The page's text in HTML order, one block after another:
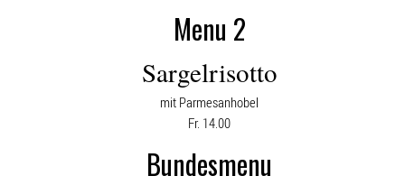
Menu 2
Sargelrisotto
mit Parmesanhobel
Fr. 14.00
Bundesmenu